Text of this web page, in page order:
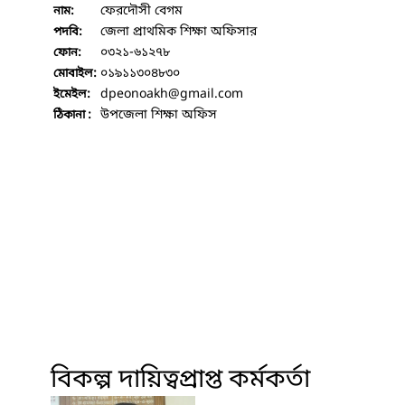
নাম: ফেরদৌসী বেগম
পদবি: জেলা প্রাথমিক শিক্ষা অফিসার
ফোন: ০৩২১-৬১২৭৮
মোবাইল: ০১৯১১৩০৪৮৩০
ইমেইল: dpeonoakh@gmail.com
ঠিকানা : উপজেলা শিক্ষা অফিস
বিকল্প দায়িত্বপ্রাপ্ত কর্মকর্তা